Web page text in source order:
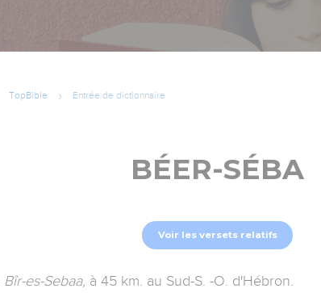
TopBible Entrée de dictionnaire
BÉER-SÉBA
Voir les versets relatifs
Bîr-es-Sebaa, à 45 km. au Sud-S. -O. d'Hébron.